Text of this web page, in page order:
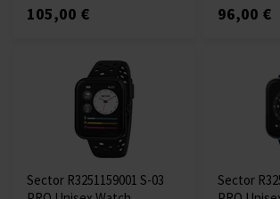
105,00 € 96,00 €
Sector R3251159001 S-03
Sector